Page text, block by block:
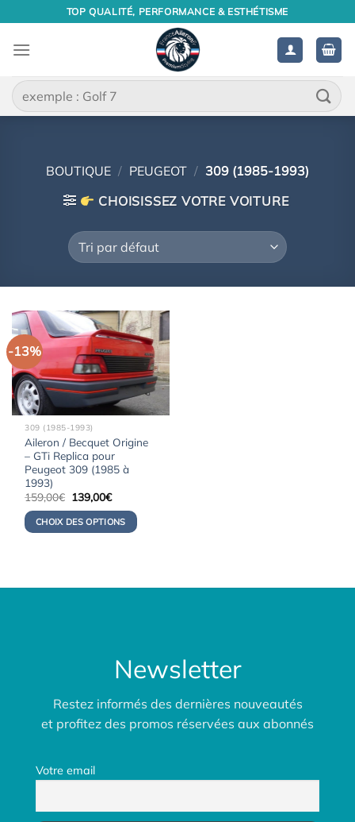
contenu
TOP QUALITÉ, PERFORMANCE & ESTHÉTISME
Recherche
pour :
BOUTIQUE / PEUGEOT / 309 (1985-1993)
CHOISISSEZ VOTRE VOITURE
-13%
309 (1985-1993)
Aileron / Becquet Origine
– GTi Replica pour
Peugeot 309 (1985 à
1993)
159,00€ Le
initial
était :
159,00€.
139,00€Le
actuel
est :
139,00€.
CHOIX DES OPTIONS
Newsletter
Restez informés des dernières nouveautés
et profitez des promos réservées aux abonnés
Votre email